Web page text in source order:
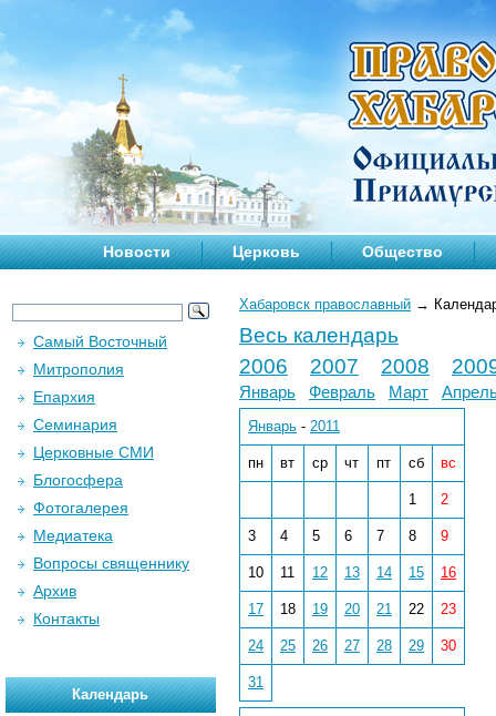
Новости Церковь Общество
Хабаровск православный →
Весь календарь
2006
2007 2008
Январь Февраль Март
Январь - 2011
пн вт ср чт пт сб вс
1 2
3 4 5 6 7 8 9
10 11 12 13 14 15 16
17 18 19 20 21 22 23
24 25 26 27 28 29 30
31
Самый Восточный
Митрополия
Епархия
Семинария
Церковные СМИ
Блогосфера
Фотогалерея
Медиатека
Вопросы священнику
Архив
Контакты
Календарь